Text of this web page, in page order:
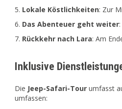
Lokale Köstlichkeiten: Zur
Das Abenteuer geht weiter
Rückkehr nach Lara: Am
Inklusive
Die Jeep-Safari-Tour umfasst
umfassen: